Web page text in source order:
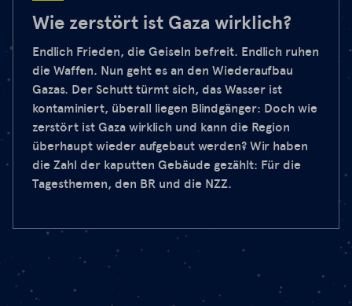
Wie zerstört ist Gaza wirklich?
Endlich Frieden, die Geiseln befreit. Endlich ruhen
die Waffen. Nun geht es an den Wiederaufbau
Gazas. Der Schutt türmt sich, das Wasser ist
kontaminiert, überall liegen Blindgänger: Doch wie
zerstört ist Gaza wirklich und kann die Region
überhaupt wieder aufgebaut werden? Wir haben
die Zahl der kaputten Gebäude gezählt: Für die
Tagesthemen, den BR und die NZZ.